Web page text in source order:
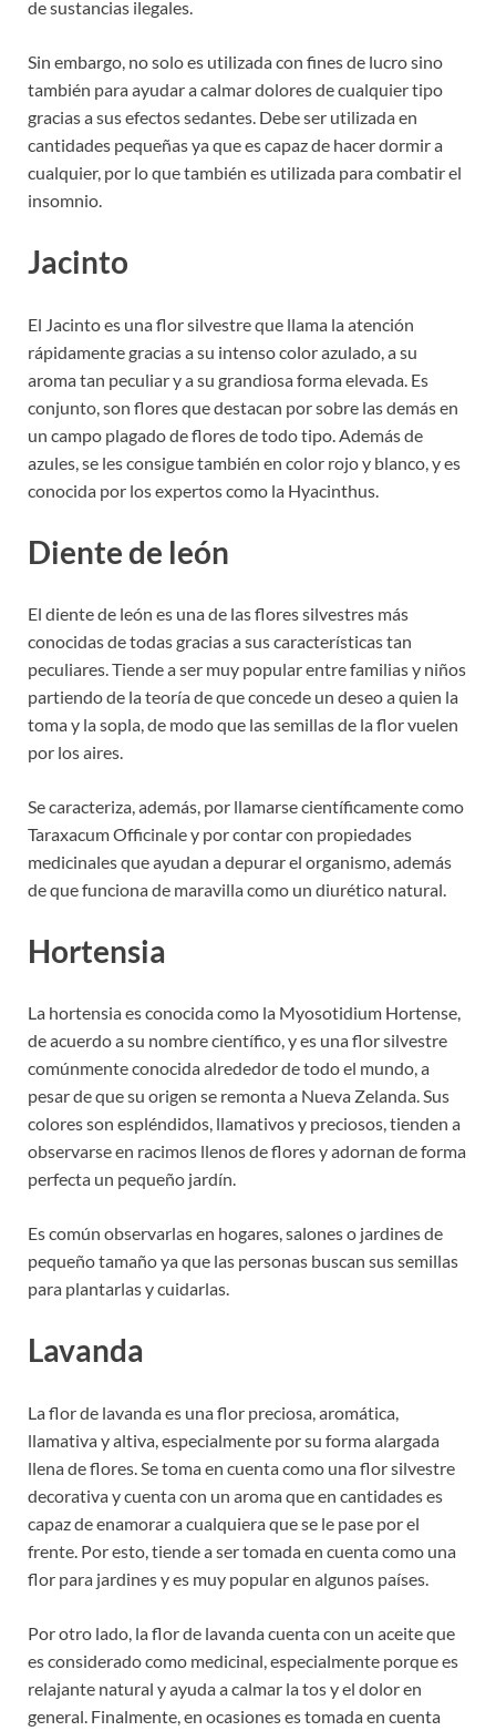
de sustancias ilegales.
Sin embargo, no solo es utilizada con fines de lucro sino
también para ayudar a calmar dolores de cualquier tipo
gracias a sus efectos sedantes. Debe ser utilizada en
cantidades pequeñas ya que es capaz de hacer dormir a
cualquier, por lo que también es utilizada para combatir el
insomnio.
Jacinto
El Jacinto es una flor silvestre que llama la atención
rápidamente gracias a su intenso color azulado, a su
aroma tan peculiar y a su grandiosa forma elevada. Es
conjunto, son flores que destacan por sobre las demás en
un campo plagado de flores de todo tipo. Además de
azules, se les consigue también en color rojo y blanco, y es
conocida por los expertos como la Hyacinthus.
Diente de león
El diente de león es una de las flores silvestres más
conocidas de todas gracias a sus características tan
peculiares. Tiende a ser muy popular entre familias y niños
partiendo de la teoría de que concede un deseo a quien la
toma y la sopla, de modo que las semillas de la flor vuelen
por los aires.
Se caracteriza, además, por llamarse científicamente como
Taraxacum Officinale y por contar con propiedades
medicinales que ayudan a depurar el organismo, además
de que funciona de maravilla como un diurético natural.
Hortensia
La hortensia es conocida como la Myosotidium Hortense,
de acuerdo a su nombre científico, y es una flor silvestre
comúnmente conocida alrededor de todo el mundo, a
pesar de que su origen se remonta a Nueva Zelanda. Sus
colores son espléndidos, llamativos y preciosos, tienden a
observarse en racimos llenos de flores y adornan de forma
perfecta un pequeño jardín.
Es común observarlas en hogares, salones o jardines de
pequeño tamaño ya que las personas buscan sus semillas
para plantarlas y cuidarlas.
Lavanda
La flor de lavanda es una flor preciosa, aromática,
llamativa y altiva, especialmente por su forma alargada
llena de flores. Se toma en cuenta como una flor silvestre
decorativa y cuenta con un aroma que en cantidades es
capaz de enamorar a cualquiera que se le pase por el
frente. Por esto, tiende a ser tomada en cuenta como una
flor para jardines y es muy popular en algunos países.
Por otro lado, la flor de lavanda cuenta con un aceite que
es considerado como medicinal, especialmente porque es
relajante natural y ayuda a calmar la tos y el dolor en
general. Finalmente, en ocasiones es tomada en cuenta